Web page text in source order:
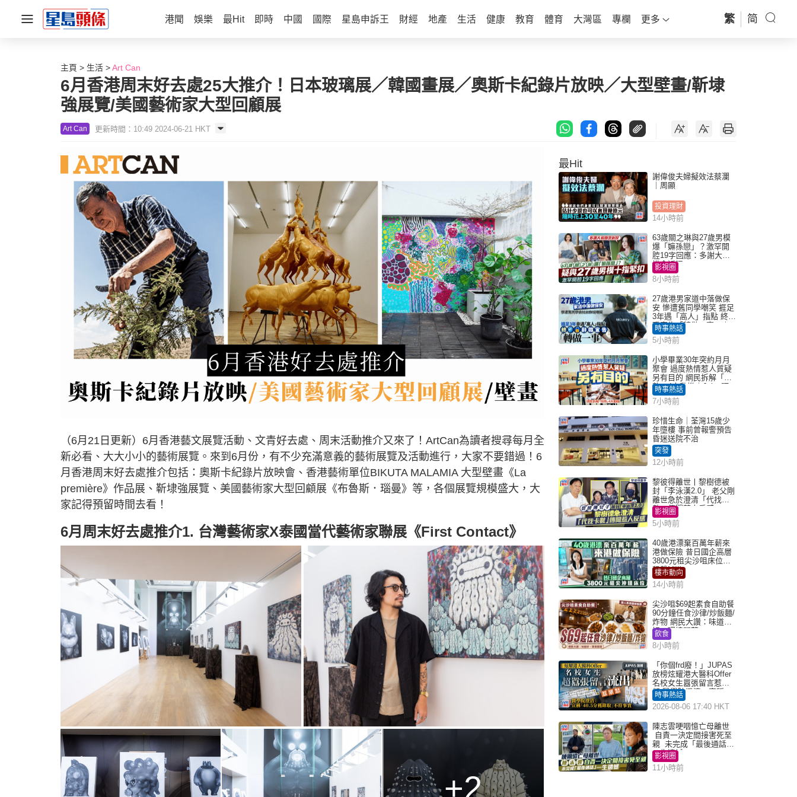
港聞 娛樂 最Hit 即時 中國 國際 星島申訴王 財經 地產 生活 健康 教育 體育 大灣區 專欄 更多 繁 简
主頁 生活 Art Can
6月香港周末好去處25大推介！日本玻璃展／韓國畫展／奧斯卡紀錄片放映／大型壁畫/靳埭
強展覽/美國藝術家大型回顧展
Art Can 更新時間：10:49 2024-06-21 HKT
（6月21日更新）6月香港藝文展覽活動、文青好去處、周末活動推介又來了！ArtCan為讀者搜尋每月全
新必看、大大小小的藝術展覽。來到6月份，有不少充滿意義的藝術展覽及活動進行，大家不要錯過！6
月香港周末好去處推介包括：奧斯卡紀錄片放映會、香港藝術單位BIKUTA MALAMIA 大型壁畫《La
première》作品展、靳埭強展覽、美國藝術家大型回顧展《布魯斯．瑙曼》等，各個展覽規模盛大，大
家記得預留時間去看！
6月周末好去處推介1. 台灣藝術家X泰國當代藝術家聯展《First Contact》
+2
最Hit
謝偉俊夫婦擬效法蔡瀾
｜周顯
投資理財
14小時前
63歲關之琳與27歲男模
爆「嫲孫戀」？激罕開
腔19字回應：多謝大家
掛念近況
影視圈
8小時前
27歲港男家道中落做保
安 慘遭舊同學嘲笑 捱足
3年遇「高人」指點 終辭
職宣告「轉做一事」｜
Juicy叮
時事熱話
5小時前
小學畢業30年突約月月
聚會 過度熱情惹人質疑
另有目的 網民拆解「扮
熟」4大動機｜Juicy叮
時事熱話
7小時前
珍惜生命｜荃灣15歲少
年墮樓 事前曾報警預告
昏迷送院不治
突發
12小時前
黎彼得離世丨黎樹德被
封「李泳漢2.0」 老父剛
離世急於澄清「代找卡
數」傳聞惹人反感
影視圈
5小時前
40歲港漂棄百萬年薪來
港做保險 昔日國企高層
3800元租尖沙咀床位｜
租盤Million
樓市動向
14小時前
尖沙咀$69起素食自助餐
90分鐘任食沙律/炒飯麵/
炸物 網民大讚：味道
好，環境闊落
飲食
8小時前
「你個frd廢！」JUPAS
放榜炫耀港大醫科Offer
名校女生囂張留言惹眾
怒 醫學院澄清：宣稱
「40.5分獲錄取」不符事
實｜Juicy叮
時事熱話
2026-08-06 17:40 HKT
陳志雲哽咽憶亡母離世
自責一決定間接害死至
親 未完成「最後通話」
一生遺憾
影視圈
11小時前